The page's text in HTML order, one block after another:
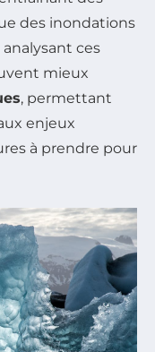
des inondations
ces
mieux
, permettant
enjeux
à prendre pour